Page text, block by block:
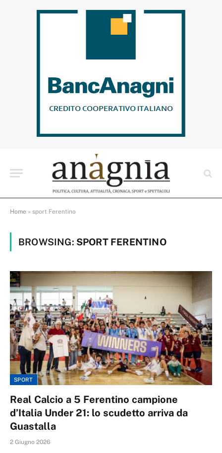
Home » sport Ferentino
BROWSING: SPORT FERENTINO
SPORT
Real Calcio a 5 Ferentino campione
d’Italia Under 21: lo scudetto arriva da
Guastalla
2 Giugno 2026